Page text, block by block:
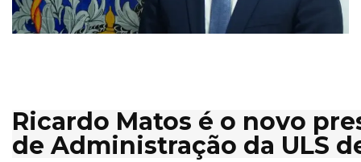
Ricardo Matos é o novo
de Administração da ULS